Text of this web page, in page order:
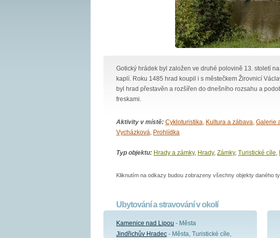
Gotický hrádek byl založen ve druhé polovině 13. století
kaplí. Roku 1485 hrad koupil i s městečkem Žirovnicí
byl hrad přestavěn a rozšířen do dnešního rozsahu a
freskami.
Aktivity v místě: Cykloturistika, Kultura a zábava, Galerie
Vycházková, Prohlídka
Typ objektu: Hrady a zámky, Hrady, Zámky, Turistické cíle,
Kliknutím na odkazy budou zobrazeny všechny objekty daného
Ubytování a stravování v okolí
Kamenice nad Lipou - Města
Jindřichův Hradec - Města, Turistické cíle,